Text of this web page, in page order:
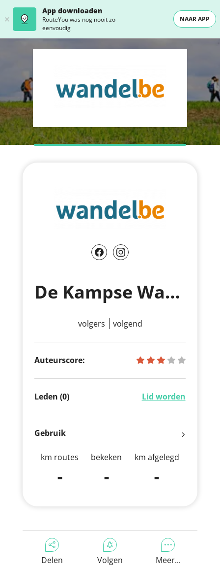
App downloaden
RouteYou was nog nooit zo
eenvoudig
NAAR APP
De Kampse Wandelaars
volgers volgend
Auteurscore:
Leden (0) Lid worden
Gebruik
km routes
-
bekeken
-
km afgelegd
-
Delen Volgen Meer...